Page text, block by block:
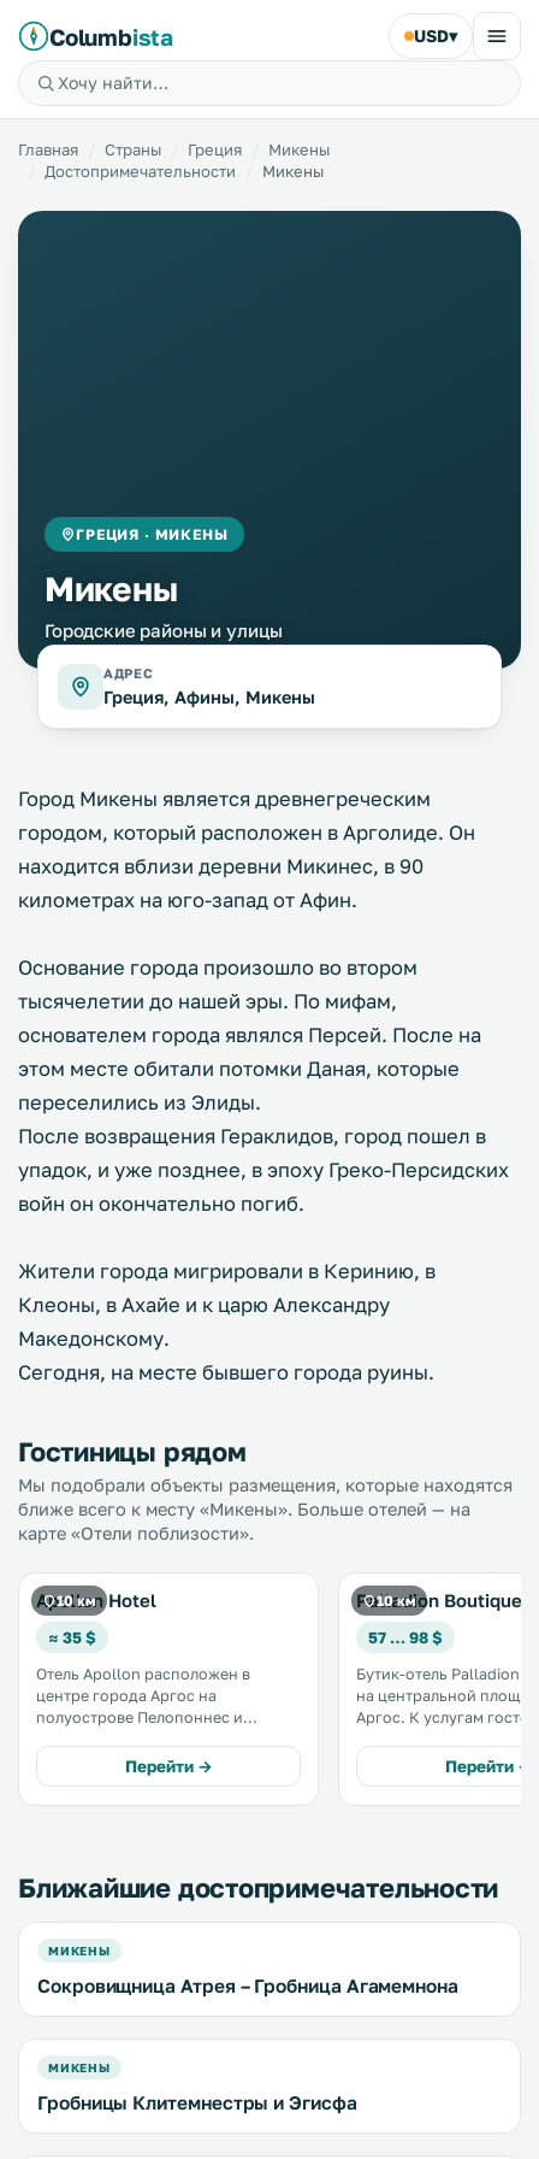
Columbista USD▾
Главная Страны Греция
Микены
Достопримечательности
Микены
ГРЕЦИЯ · МИКЕНЫ
Микены
Городские районы и улицы
АДРЕС
Греция, Афины, Микены
Город Микены является древнегреческим
городом, который расположен в Арголиде. Он
находится вблизи деревни Микинес, в 90
километрах на юго-запад от Афин.
Основание города произошло во втором
тысячелетии до нашей эры. По мифам,
основателем города являлся Персей. После на
этом месте обитали потомки Даная, которые
переселились из Элиды.
После возвращения Гераклидов, город пошел в
упадок, и уже позднее, в эпоху Греко-Персидских
войн он окончательно погиб.
Жители города мигрировали в Керинию, в
Клеоны, в Ахайе и к царю Александру
Македонскому.
Сегодня, на месте бывшего города руины.
Гостиницы рядом
Мы подобрали объекты размещения, которые находятся
ближе всего к месту «Микены». Больше отелей — на
карте «Отели поблизости».
10 км
Apollon Hotel
≈ 35 $
Отель Apollon расположен в
центре города Аргос на
полуострове Пелопоннес и
кондиционером и с балконом с
видом на окрестности. Отель
располагает рестораном и
Перейти →
10 км
Palladion Boutique
57 … 98 $
Бутик-отель Palladion
на центральной
Аргос. К услугам гостей
номера с балконом, а
массаж, турецкая баня
бесплатный Wi-Fi на
Перейти →
Ближайшие достопримечательности
МИКЕНЫ
Сокровищница Атрея – Гробница Агамемнона
МИКЕНЫ
Гробницы Клитемнестры и Эгисфа